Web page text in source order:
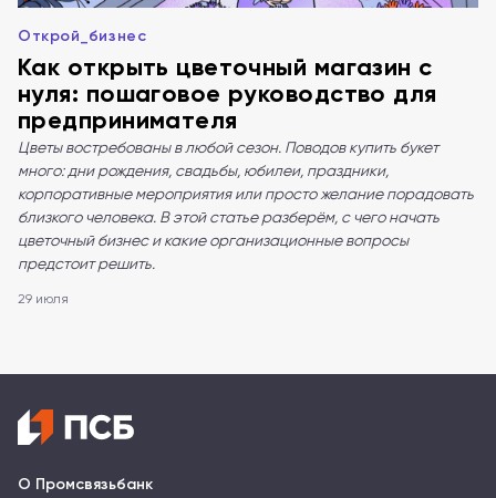
Открой_бизнес
Как открыть цветочный магазин с
нуля: пошаговое руководство для
предпринимателя
Цветы востребованы в любой сезон. Поводов купить букет
много: дни рождения, свадьбы, юбилеи, праздники,
корпоративные мероприятия или просто желание порадовать
близкого человека. В этой статье разберём, с чего начать
цветочный бизнес и какие организационные вопросы
предстоит решить.
29 июля
О Промсвязьбанк